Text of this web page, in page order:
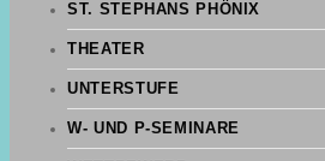
ST. STEPHANS PHÖNIX
THEATER
UNTERSTUFE
W- UND P-SEMINARE